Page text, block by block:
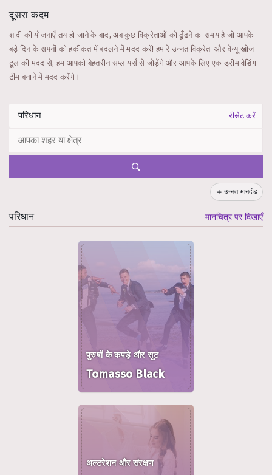
दूसरा कदम
शादी की योजनाएँ तय हो जाने के बाद, अब कुछ विक्रेताओं को ढूँढने का समय है जो आपके
बड़े दिन के सपनों को हकीकत में बदलने में मदद करें! हमारे उन्नत विक्रेता और वेन्यू खोज
टूल की मदद से, हम आपको बेहतरीन सप्लायर्स से जोड़ेंगे और आपके लिए एक ड्रीम वेडिंग
टीम बनाने में मदद करेंगे।
रीसेट करें
उन्नत मानदंड
परिधान मानचित्र पर दिखाएँ
पुरुषों के कपड़े और सूट
Tomasso Black
अल्टरेशन और संरक्षण